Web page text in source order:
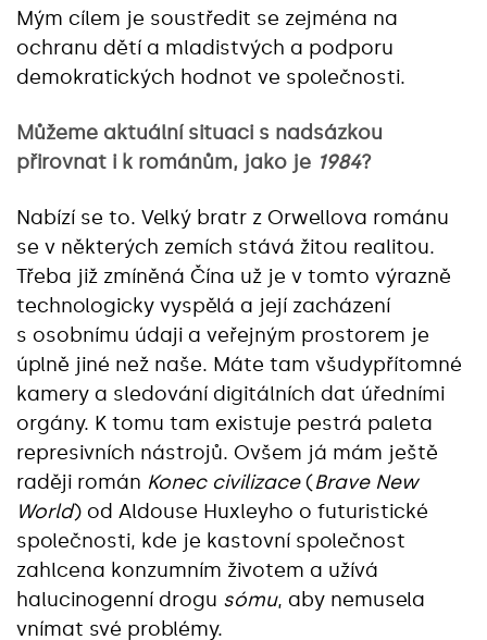
Mým cílem je soustředit se zejména na
ochranu dětí a mladistvých a podporu
demokratických hodnot ve společnosti.
Můžeme aktuální situaci s nadsázkou
přirovnat i k románům, jako je 1984?
Nabízí se to. Velký bratr z Orwellova románu
se v některých zemích stává žitou realitou.
Třeba již zmíněná Čína už je v tomto výrazně
technologicky vyspělá a její zacházení
s osobnímu údaji a veřejným prostorem je
úplně jiné než naše. Máte tam všudypřítomné
kamery a sledování digitálních dat úředními
orgány. K tomu tam existuje pestrá paleta
represivních nástrojů. Ovšem já mám ještě
raději román Konec civilizace(Brave New
World) od Aldouse Huxleyho o futuristické
společnosti, kde je kastovní společnost
zahlcena konzumním životem a užívá
halucinogenní drogu sómu, aby nemusela
vnímat své problémy.